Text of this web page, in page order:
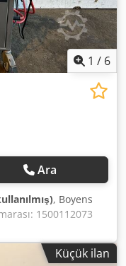
1 / 6
Ara
, Boyens
1500112073
püskürtme
tabancası,
Küçük ilan